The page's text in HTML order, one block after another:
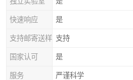
快速响应 是
支持邮寄送样 支持
国家认可 是
服务 严谨科学